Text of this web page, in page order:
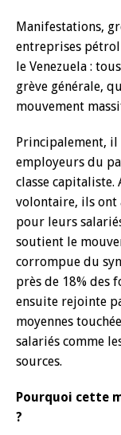
Manifestations,
entreprises
le Venezuela :
grève générale,
mouvement
Principalement, il
employeurs du
classe capitaliste.
volontaire, ils ont
pour leurs
soutient le
corrompue du
près de 18% des
ensuite rejointe
moyennes
salariés comme
sources.
Pourquoi cette
?